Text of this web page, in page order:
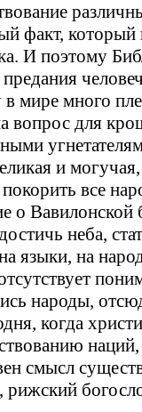
факт,
И поэтому
в мире много
вопрос для
и
все
о
неба,
языки, на
народы,
когда
наций,
смысл
рижский